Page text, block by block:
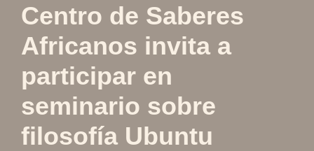
Centro de Saberes
Africanos invita a
participar en
seminario sobre
filosofía Ubuntu